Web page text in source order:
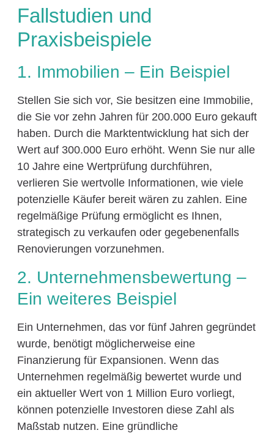
Fallstudien und
Praxisbeispiele
1. Immobilien – Ein Beispiel
Stellen Sie sich vor, Sie besitzen eine Immobilie,
die Sie vor zehn Jahren für 200.000 Euro gekauft
haben. Durch die Marktentwicklung hat sich der
Wert auf 300.000 Euro erhöht. Wenn Sie nur alle
10 Jahre eine Wertprüfung durchführen,
verlieren Sie wertvolle Informationen, wie viele
potenzielle Käufer bereit wären zu zahlen. Eine
regelmäßige Prüfung ermöglicht es Ihnen,
strategisch zu verkaufen oder gegebenenfalls
Renovierungen vorzunehmen.
2. Unternehmensbewertung –
Ein weiteres Beispiel
Ein Unternehmen, das vor fünf Jahren gegründet
wurde, benötigt möglicherweise eine
Finanzierung für Expansionen. Wenn das
Unternehmen regelmäßig bewertet wurde und
ein aktueller Wert von 1 Million Euro vorliegt,
können potenzielle Investoren diese Zahl als
Maßstab nutzen. Eine gründliche